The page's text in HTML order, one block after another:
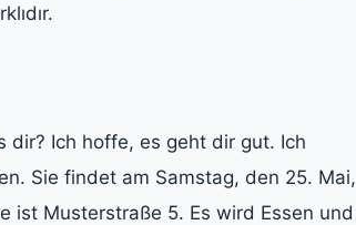
dir? Ich hoffe, es geht dir gut. Ich
Sie findet am Samstag, den 25. Mai,
ist Musterstraße 5. Es wird Essen und